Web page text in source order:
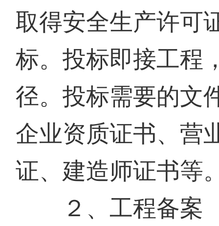
取得安全生产许可
标。投标即接工程
径。投标需要的文
企业资质证书、营
证、建造师证书等
２、工程备案